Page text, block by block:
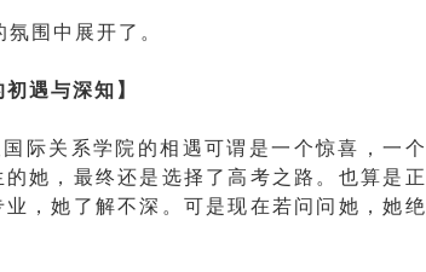
围中展开了。
初遇与深知】
际关系学院的相遇可谓是一个惊喜，一个
她，最终还是选择了高考之路。也算是正
，她了解不深。可是现在若问问她，她绝